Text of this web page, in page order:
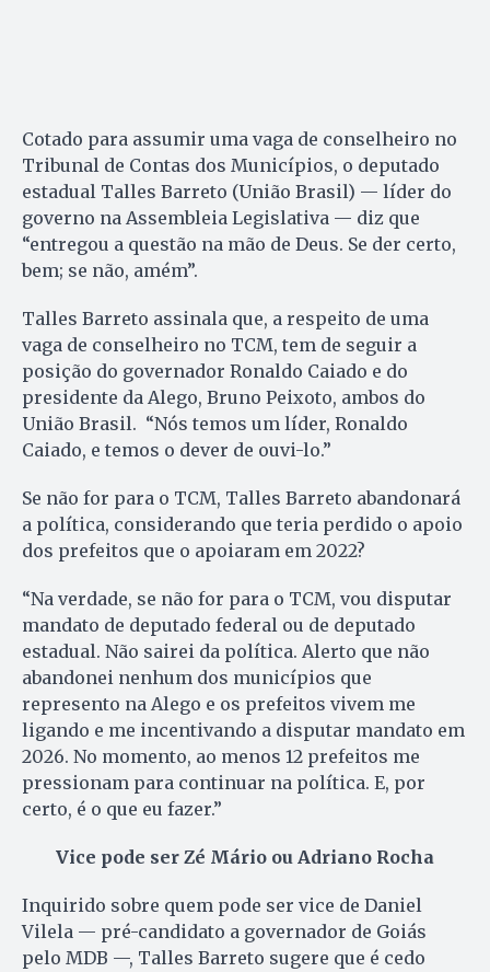
Cotado para assumir uma vaga de conselheiro no
Tribunal de Contas dos Municípios, o deputado
estadual Talles Barreto (União Brasil) — líder do
governo na Assembleia Legislativa — diz que
“entregou a questão na mão de Deus. Se der certo,
bem; se não, amém”.
Talles Barreto assinala que, a respeito de uma
vaga de conselheiro no TCM, tem de seguir a
posição do governador Ronaldo Caiado e do
presidente da Alego, Bruno Peixoto, ambos do
União Brasil. “Nós temos um líder, Ronaldo
Caiado, e temos o dever de ouvi-lo.”
Se não for para o TCM, Talles Barreto abandonará
a política, considerando que teria perdido o apoio
dos prefeitos que o apoiaram em 2022?
“Na verdade, se não for para o TCM, vou disputar
mandato de deputado federal ou de deputado
estadual. Não sairei da política. Alerto que não
abandonei nenhum dos municípios que
represento na Alego e os prefeitos vivem me
ligando e me incentivando a disputar mandato em
2026. No momento, ao menos 12 prefeitos me
pressionam para continuar na política. E, por
certo, é o que eu fazer.”
Vice pode ser Zé Mário ou Adriano Rocha
Inquirido sobre quem pode ser vice de Daniel
Vilela — pré-candidato a governador de Goiás
pelo MDB —, Talles Barreto sugere que é cedo